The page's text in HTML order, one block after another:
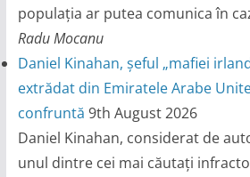
populația ar putea comunica în
Radu Mocanu
Daniel Kinahan, șeful „mafiei
extrădat din Emiratele Arabe
confruntă 9th August 2026
Daniel Kinahan, considerat de
unul dintre cei mai căutați